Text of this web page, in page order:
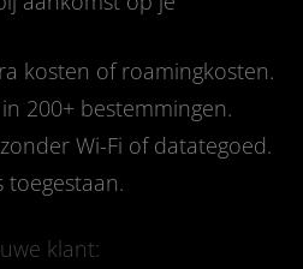
kosten of roamingkosten.
200+ bestemmingen.
Wi-Fi of datategoed.
toegestaan.
klant: